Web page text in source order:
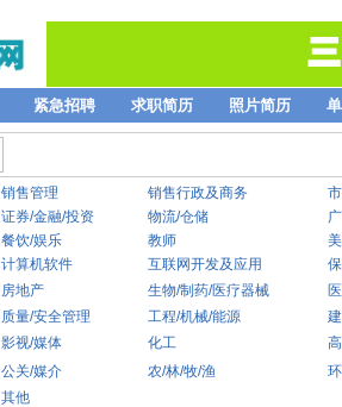
紧急招聘 求职简历 照片简历
销售管理 销售行政及商务
证券/金融/投资 物流/仓储
餐饮/娱乐 教师
计算机软件 互联网开发及应用
房地产 生物/制药/医疗器械
质量/安全管理 工程/机械/能源
影视/媒体 化工
公关/媒介 农/林/牧/渔
其他